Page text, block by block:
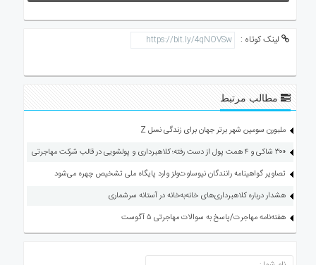
لینک کوتاه :
مطالب مرتبط
ملبورن سومین شهر برتر جهان برای زندگی نسل Z
۳۰۰ شاکی و ۴ همت پول از دست رفته؛ کلاهبرداری و پولشویی در قالب شرکت مهاجرتی
تصاویر گواهینامه رانندگان نیوساوت‌ولز وارد پایگاه ملی تشخیص چهره می‌شود
هشدار درباره کلاهبرداری‌های خانه‌به‌خانه در آستانه سرشماری
هفته‌نامه مهاجرت/پاسخ به سوالات مهاجرتی ۵ آگوست
ارسال دیدگاه